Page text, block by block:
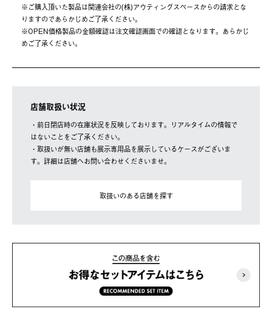
※ご購⼊頂いた製品は関連会社の(株)アウティングスペースからの請求とな
りますのであらかじめご了承ください。
※OPEN価格製品の⾦額確認は注⽂確認画⾯での確認となります。あらかじ
めご了承ください。
店舗取扱い状況
・前日閉店時の在庫状況を反映しております。リアルタイムの情報で
はないことをご了承ください。
・取扱いが無い店舗も展示専用品を展示しているケースがございま
す。詳細は店舗へお問い合わせくださいませ。
取扱いのある店舗を探す